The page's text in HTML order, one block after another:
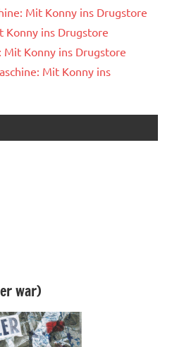
Mit Konny ins Drugstore
Konny ins Drugstore
Mit Konny ins Drugstore
Mit Konny ins
war)